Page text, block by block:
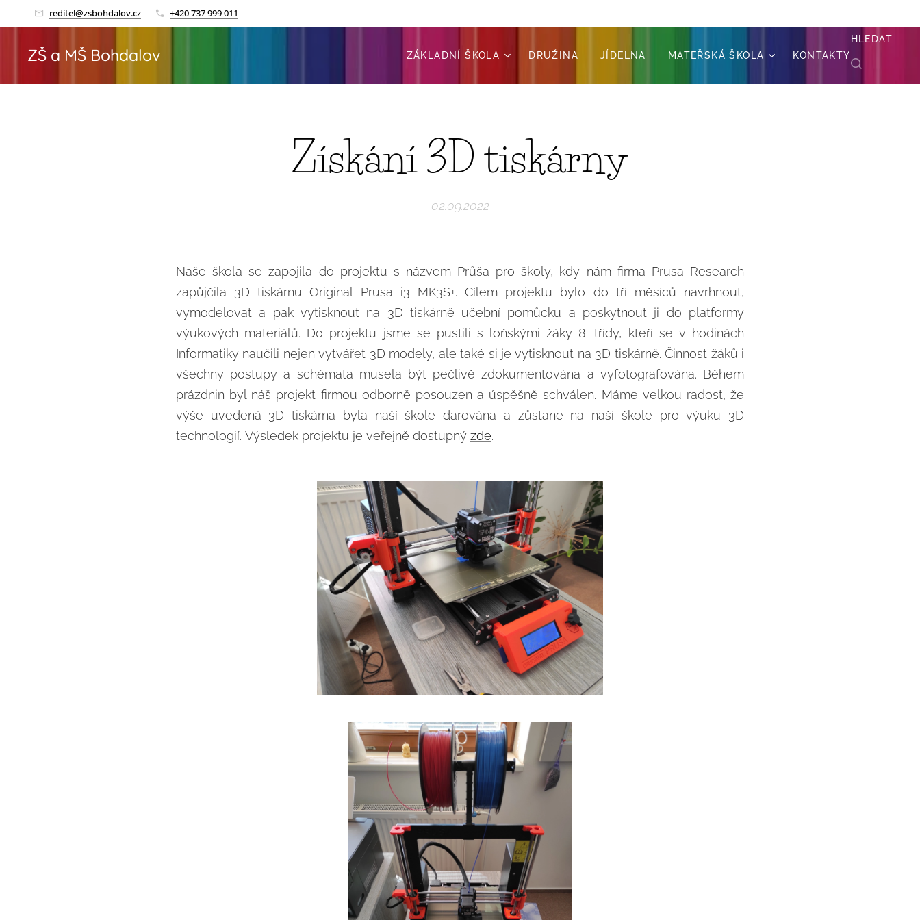
reditel@zsbohdalov.cz +420 737 999 011
ZŠ a MŠ Bohdalov ZÁKLADNÍ ŠKOLA DRUŽINA JÍDELNA MATEŘSKÁ ŠKOLA KONTAKTY
HLEDAT
Získání 3D tiskárny
02.09.2022
Naše škola se zapojila do projektu s názvem Průša pro školy, kdy nám firma Prusa Research
zapůjčila 3D tiskárnu Original Prusa i3 MK3S+. Cílem projektu bylo do tří měsíců navrhnout,
vymodelovat a pak vytisknout na 3D tiskárně učební pomůcku a poskytnout ji do platformy
výukových materiálů. Do projektu jsme se pustili s loňskými žáky 8. třídy, kteří se v hodinách
Informatiky naučili nejen vytvářet 3D modely, ale také si je vytisknout na 3D tiskárně. Činnost žáků i
všechny postupy a schémata musela být pečlivě zdokumentována a vyfotografována. Během
prázdnin byl náš projekt firmou odborně posouzen a úspěšně schválen. Máme velkou radost, že
výše uvedená 3D tiskárna byla naší škole darována a zůstane na naší škole pro výuku 3D
technologií. Výsledek projektu je veřejně dostupný zde.